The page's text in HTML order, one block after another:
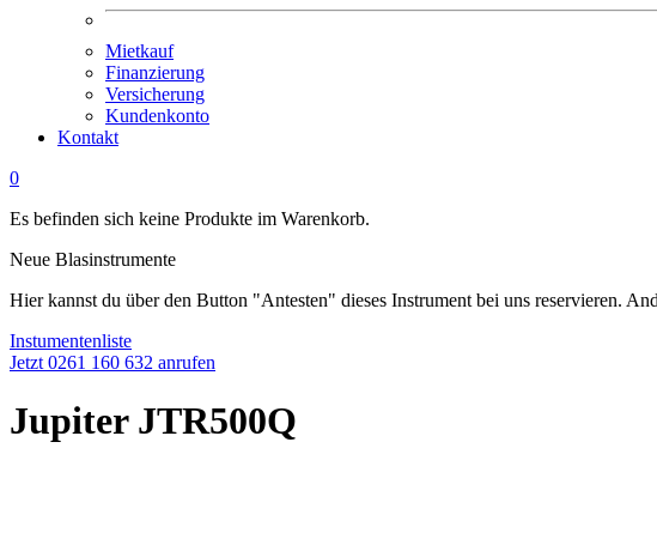
Mietkauf
Finanzierung
Versicherung
Kundenkonto
Kontakt
0
Es befinden sich keine Produkte im Warenkorb.
Neue Blasinstrumente
Hier kannst du über den Button "Antesten" dieses Instrument bei uns reservieren.
Instumentenliste
Jetzt 0261 160 632 anrufen
Jupiter JTR500Q